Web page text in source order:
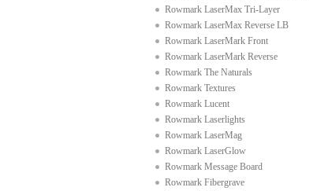
Rowmark LaserMax Tri-Layer
Rowmark LaserMax Reverse LB
Rowmark LaserMark Front
Rowmark LaserMark Reverse
Rowmark The Naturals
Rowmark Textures
Rowmark Lucent
Rowmark Laserlights
Rowmark LaserMag
Rowmark LaserGlow
Rowmark Message Board
Rowmark Fibergrave